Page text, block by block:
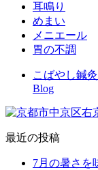
耳鳴り
めまい
メニエール
胃の不調
こばやし鍼
Blog
最近の投稿
7月の暑さを